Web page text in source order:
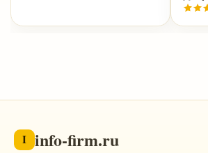
I info-firm.ru